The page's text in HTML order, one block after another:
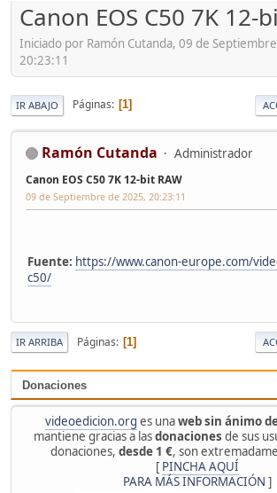
Donaciones
videoedicion.org es unaweb sin ánimo
mantiene gracias a lasdonaciones de sus
donaciones, desde 1 €, son
[ PINCHA AQUÍ
PARA MÁS INFORMACIÓN ]
Canon EOS C50 7K 12-
Iniciado por Ramón Cutanda, 09 de
20:23:11
IR ABAJO Páginas 1
Ramón Cutanda Administrador
Canon EOS C50 7K 12-bit RAW
09 de Septiembre de 2025, 20:23:11
Fuente: https://www.canon-europe.com/
c50/
IR ARRIBA Páginas 1